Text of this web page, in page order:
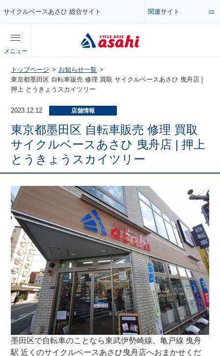
サイクルベースあさひ 総合サイト 関連サイト
総合サイト
公式オンラインストア
企業情報サイト
店舗情報サイト
メニュー
コンテンツ
セール・キャンペーン
特集・イベント
メンテナンス・カスタム講座
自転車・パーツの使い方・選び方
自転車の楽しみ方
ぶろぐ・で・あさひ
製品情報
オリジナルブランド一覧
日本代理店ブランド一覧
トップページ
お知らせ一覧
東京都墨田区 自転車販売 修理 買取 サイクルベースあさひ 曳舟店 |
押上 とうきょうスカイツリー
2023.12.12 店舗情報
東京都墨田区 自転車販売 修理 買取
サイクルベースあさひ 曳舟店 | 押上
とうきょうスカイツリー
墨田区で自転車のことなら東武伊勢崎線、亀戸線 曳舟
駅 近くのサイクルベースあさひ曳舟店へおまかせくだ